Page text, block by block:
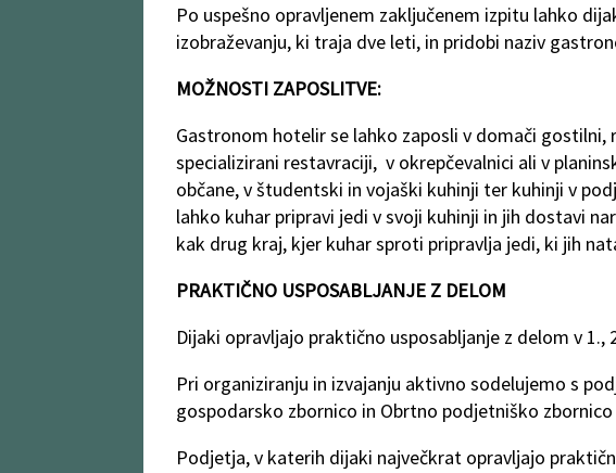
Po uspešno opravljenem zaključenem izpitu lahko
izobraževanju, ki traja dve leti, in pridobi naziv
MOŽNOSTI ZAPOSLITVE:
Gastronom hotelir se lahko zaposli v domači
specializirani restavraciji, v okrepčevalnici ali v
občane, v študentski in vojaški kuhinji ter kuhinji v
lahko kuhar pripravi jedi v svoji kuhinji in jih dostavi
kak drug kraj, kjer kuhar sproti pripravlja jedi, ki jih
PRAKTIČNO USPOSABLJANJE Z DELOM
Dijaki opravljajo praktično usposabljanje z delom v 1.,
Pri organiziranju in izvajanju aktivno sodelujemo s
gospodarsko zbornico in Obrtno podjetniško zbornico
Podjetja, v katerih dijaki največkrat opravljajo